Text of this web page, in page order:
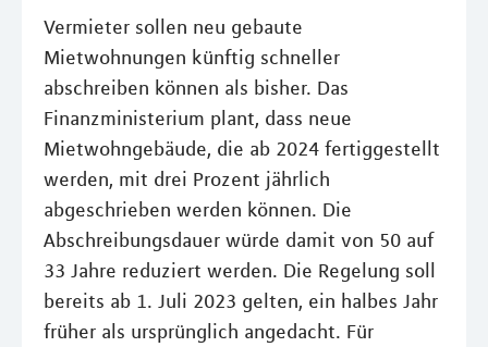
Vermieter sollen neu gebaute
Mietwohnungen künftig schneller
abschreiben können als bisher. Das
Finanzministerium plant, dass neue
Mietwohngebäude, die ab 2024 fertiggestellt
werden, mit drei Prozent jährlich
abgeschrieben werden können. Die
Abschreibungsdauer würde damit von 50 auf
33 Jahre reduziert werden. Die Regelung soll
bereits ab 1. Juli 2023 gelten, ein halbes Jahr
früher als ursprünglich angedacht. Für